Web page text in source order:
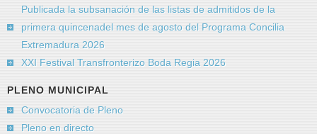
Publicada la subsanación de las listas de admitidos de la
primera quincenadel mes de agosto del Programa Concilia
Extremadura 2026
XXI Festival Transfronterizo Boda Regia 2026
PLENO MUNICIPAL
Convocatoria de Pleno
Pleno en directo